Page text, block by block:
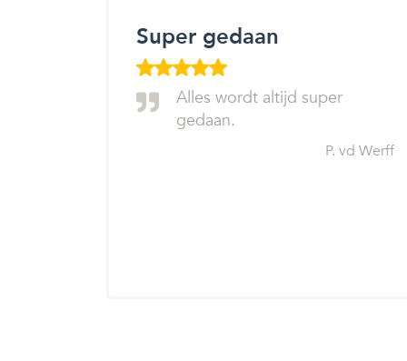
Super gedaan
Alles wordt altijd super
gedaan.
P. vd Werff